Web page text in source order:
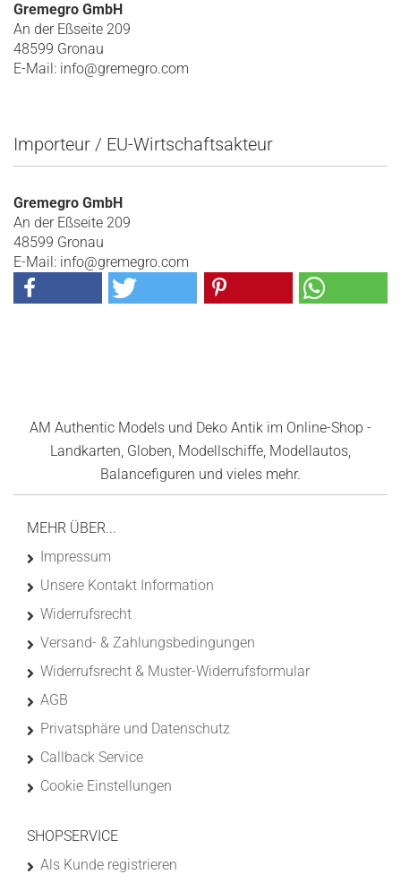
Gremegro GmbH
An der Eßseite 209
48599 Gronau
E-Mail: info@gremegro.com
Importeur / EU-Wirtschaftsakteur
Gremegro GmbH
An der Eßseite 209
48599 Gronau
E-Mail: info@gremegro.com
AM Authentic Models und Deko Antik im Online-Shop -
Landkarten, Globen, Modellschiffe, Modellautos,
Balancefiguren und vieles mehr.
MEHR ÜBER...
Impressum
Unsere Kontakt Information
Widerrufsrecht
Versand- & Zahlungsbedingungen
Widerrufsrecht & Muster-Widerrufsformular
AGB
Privatsphäre und Datenschutz
Callback Service
Cookie Einstellungen
SHOPSERVICE
Als Kunde registrieren